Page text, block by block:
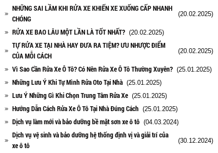
NHỮNG SAI LẦM KHI RỬA XE KHIẾN XE XUỐNG CẤP NHANH
CHÓNG
(20.02.2025)
RỬA XE BAO LÂU MỘT LẦN LÀ TỐT NHẤT? (20.02.2025)
TỰ RỬA XE TẠI NHÀ HAY ĐƯA RA TIỆM? ƯU NHƯỢC ĐIỂM
CỦA MỖI CÁCH
(20.02.2025)
Vì Sao Cần Rửa Xe Ô Tô? Có Nên Rửa Xe Ô Tô Thường Xuyên? (25.01.2025)
Những Lưu Ý Khi Tự Mình Rửa Oto Tại Nhà (25.01.2025)
Lưu Ý Những Gì Khi Chọn Trung Tâm Rửa Xe (25.01.2025)
Hướng Dẫn Cách Rửa Xe Ô Tô Tại Nhà Đúng Cách (25.01.2025)
Dịch vụ làm mới và bảo dưỡng bề mặt sơn xe ô tô (04.03.2024)
Dịch vụ vệ sinh và bảo dưỡng hệ thống định vị và giải trí của
xe ô tô
(30.12.2024)